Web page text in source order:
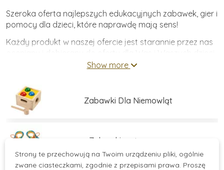
Szeroka oferta najlepszych edukacyjnych zabawek, gier i
pomocy dla dzieci, które naprawdę mają sens!
Każdy produkt w naszej ofercie jest starannie przez nas
oceniany i dobierany do oferty dla Was i Waszych dzieci.
Oferujemy wyłącznie zabawki wykonane z wysokiej
świadomy rozwój dzieci.
Show more
Zabawki Dla Niemowląt
Zabawki motoryczne
Strony te przechowują na Twoim urządzeniu pliki, ogólnie
zwane ciasteczkami, zgodnie z przepisami prawa. Proszę